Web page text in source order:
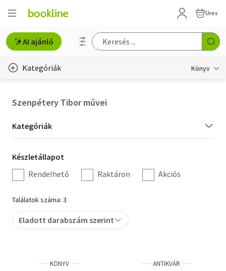
Üres
AI ajánló
Kategóriák Könyv
Hobbi, szabadidő
Irodalom
Művészet
Szakkönyv
Tankönyv, segédkönyv
Szenpétery Tibor művei
Kategória
szűrés
Kategóriák
Készletállapot
szűrés
Készletállapot
Rendelhető
Raktáron Akciós
Találatok száma: 3
Eladott darabszám szerint
KÖNYV ANTIKVÁR